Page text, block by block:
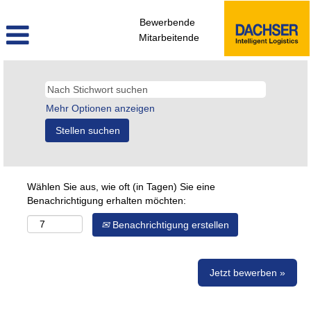
Bewerbende
Mitarbeitende
Mehr Optionen anzeigen
Wählen Sie aus, wie oft (in Tagen) Sie eine
Benachrichtigung erhalten möchten:
Benachrichtigung erstellen
Jetzt bewerben »